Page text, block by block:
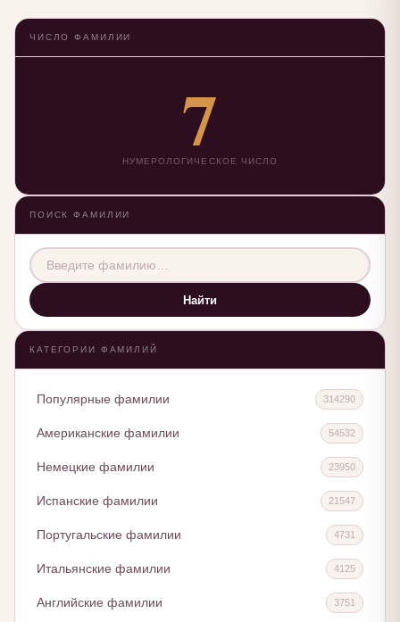
ЧИСЛО ФАМИЛИИ
7
НУМЕРОЛОГИЧЕСКОЕ ЧИСЛО
ПОИСК ФАМИЛИИ
Найти
КАТЕГОРИИ ФАМИЛИЙ
Популярные фамилии 314290
Американские фамилии 54532
Немецкие фамилии 23950
Испанские фамилии 21547
Португальские фамилии 4731
Итальянские фамилии 4125
Английские фамилии 3751